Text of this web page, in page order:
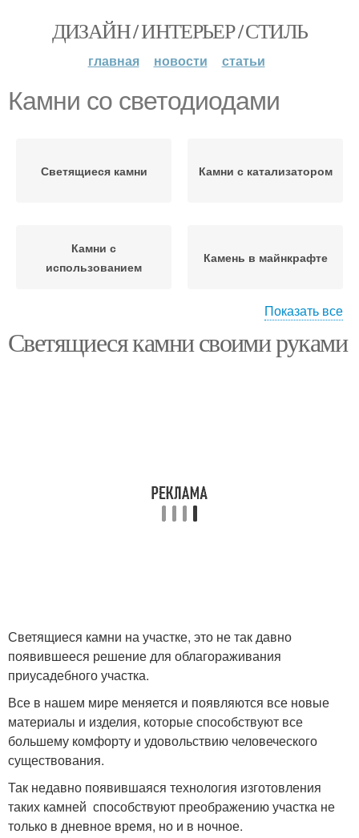
ДИЗАЙН / ИНТЕРЬЕР / СТИЛЬ
главная новости статьи
Камни со светодиодами
Светящиеся камни Камни с катализатором
Камни с
использованием
Камень в майнкрафте
Люминесцентные камни
Показать все
Светящиеся камни своими руками
Светящиеся камни на участке, это не так давно
появившееся решение для облагораживания
приусадебного участка.
Все в нашем мире меняется и появляются все новые
материалы и изделия, которые способствуют все
большему комфорту и удовольствию человеческого
существования.
Так недавно появившаяся технология изготовления
таких камней способствуют преображению участка не
только в дневное время, но и в ночное.